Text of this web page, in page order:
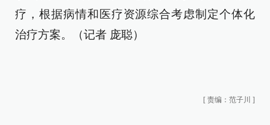
疗，根据病情和医疗资源综合考虑制定个体化
治疗方案。（记者 庞聪）
[ 责编：范子川 ]